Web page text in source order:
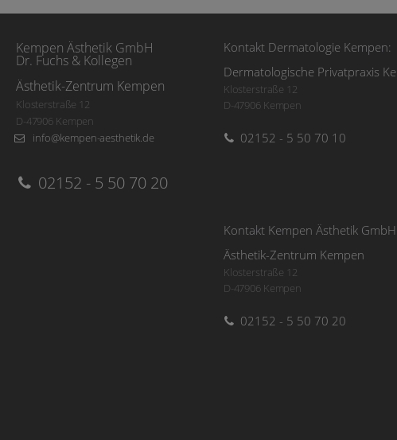
Kempen Ästhetik GmbH
Dr. Fuchs & Kollegen
Ästhetik-Zentrum Kempen
Klosterstraße 12
D-47906 Kempen
info@kempen-aesthetik.de
02152 - 5 50 70 20
Kontakt Dermatologie Kempen:
Dermatologische Privatpraxis
Klosterstraße 12
D-47906 Kempen
02152 - 5 50 70 10
Kontakt Kempen Ästhetik
Ästhetik-Zentrum Kempen
Klosterstraße 12
D-47906 Kempen
02152 - 5 50 70 20